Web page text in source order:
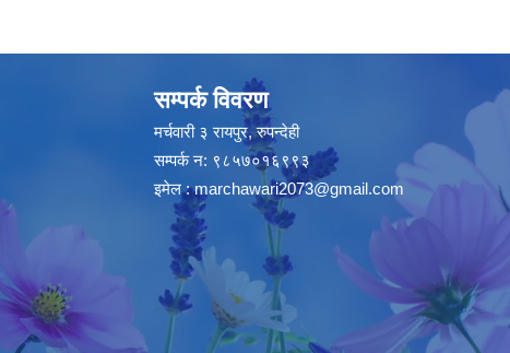
सम्पर्क विवरण
मर्चवारी ३ रायपुर, रुपन्देही
सम्पर्क न: ९८५७०१६९९३
इमेल :marchawari2073@gmail.com